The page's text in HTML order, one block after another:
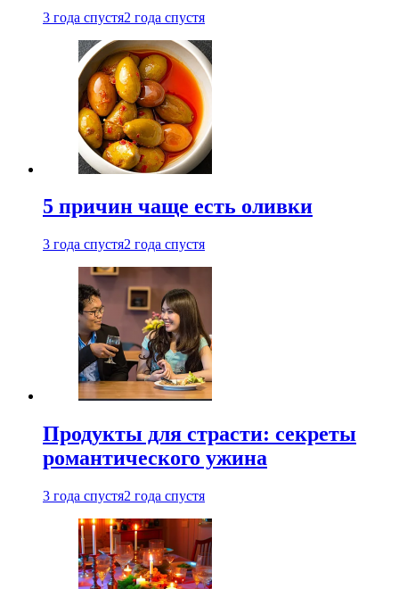
3 года спустя2 года спустя
5 причин чаще есть оливки
3 года спустя2 года спустя
Продукты для страсти: секреты
романтического ужина
3 года спустя2 года спустя